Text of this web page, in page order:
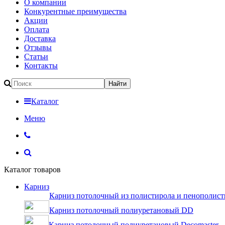
О компании
Конкурентные преимущества
Акции
Оплата
Доставка
Отзывы
Статьи
Контакты
Каталог
Меню
Каталог товаров
Карниз
Карниз потолочный из полистирола и
Карниз потолочный полиуретановый DD